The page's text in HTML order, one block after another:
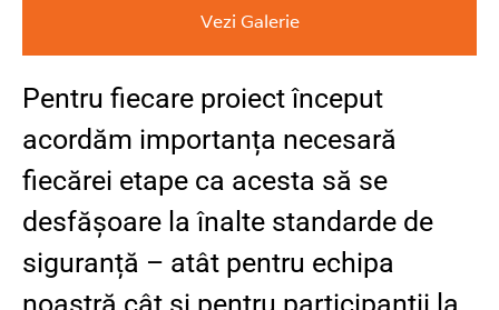
Vezi Galerie
Pentru fiecare proiect început
acordăm importanța necesară
fiecărei etape ca acesta să se
desfășoare la înalte standarde de
siguranță – atât pentru echipa